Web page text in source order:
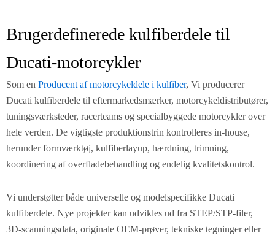
Brugerdefinerede kulfiberdele til
Ducati-motorcykler
Som en Producent af motorcykeldele i kulfiber, Vi producerer
Ducati kulfiberdele til eftermarkedsmærker, motorcykeldistributører,
tuningsværksteder, racerteams og specialbyggede motorcykler over
hele verden. De vigtigste produktionstrin kontrolleres in-house,
herunder formværktøj, kulfiberlayup, hærdning, trimning,
koordinering af overfladebehandling og endelig kvalitetskontrol.
Vi understøtter både universelle og modelspecifikke Ducati
kulfiberdele. Nye projekter kan udvikles ud fra STEP/STP-filer,
3D-scanningsdata, originale OEM-prøver, tekniske tegninger eller